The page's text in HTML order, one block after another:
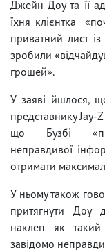
Джейн Доу та її
їхня клієнтка
приватний лист
зробили
грошей».
У заяві йшлося,
представнику Jay-
що Бузбі
неправдивої
отримати
У ньому також
притягнути Доу
наклеп як такий
завідомо